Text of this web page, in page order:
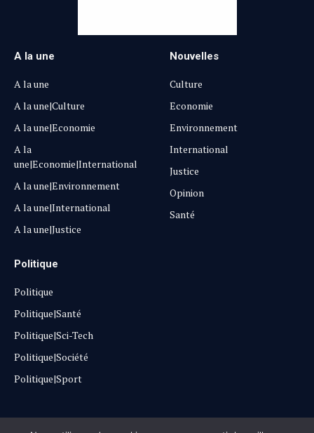
A la une
A la une
A la une|Culture
A la une|Economie
A la
une|Economie|International
A la une|Environnement
A la une|International
A la une|Justice
Nouvelles
Culture
Economie
Environnement
International
Justice
Opinion
Santé
Politique
Politique
Politique|Santé
Politique|Sci-Tech
Politique|Société
Politique|Sport